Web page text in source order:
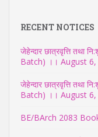
RECENT NOTICES
जेहेन्दार छात्रवृत्ति तथा
Batch) ।। August 6,
जेहेन्दार छात्रवृत्ति तथा
Batch) ।। August 6,
BE/BArch 2083